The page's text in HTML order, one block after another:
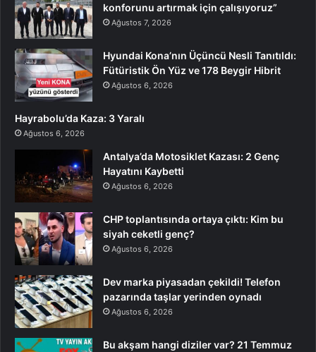
konforunu artırmak için çalışıyoruz”
Ağustos 7, 2026
Hyundai Kona’nın Üçüncü Nesli Tanıtıldı:
Fütüristik Ön Yüz ve 178 Beygir Hibrit
Ağustos 6, 2026
Hayrabolu’da Kaza: 3 Yaralı
Ağustos 6, 2026
Antalya’da Motosiklet Kazası: 2 Genç
Hayatını Kaybetti
Ağustos 6, 2026
CHP toplantısında ortaya çıktı: Kim bu
siyah ceketli genç?
Ağustos 6, 2026
Dev marka piyasadan çekildi! Telefon
pazarında taşlar yerinden oynadı
Ağustos 6, 2026
Bu akşam hangi diziler var? 21 Temmuz